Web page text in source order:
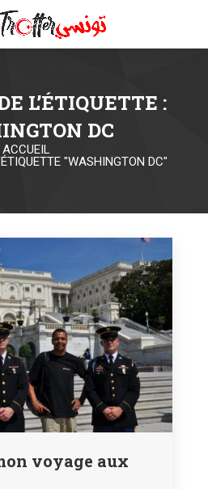
L’ÉTIQUETTE :
DC
ACCUEIL
"WASHINGTON DC"
voyage aux